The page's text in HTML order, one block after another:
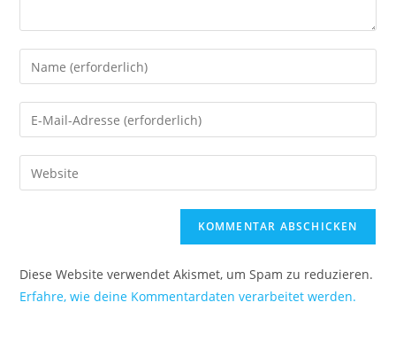
Diese Website verwendet Akismet, um Spam zu reduzieren.
Erfahre, wie deine Kommentardaten verarbeitet werden.